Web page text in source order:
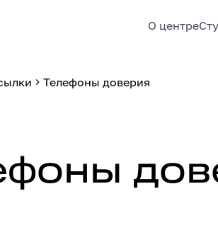
О центре
Телефоны доверия
доверия